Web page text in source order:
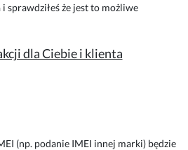
sprawdziłeś że jest to możliwe
dla Ciebie i klienta
(np. podanie IMEI innej marki) będzie